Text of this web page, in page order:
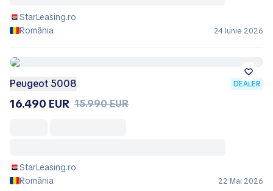
StarLeasing.ro
România
24 Iunie 2026
Peugeot 5008 DEALER
16.490 EUR 15.990 EUR
StarLeasing.ro
România
22 Mai 2026